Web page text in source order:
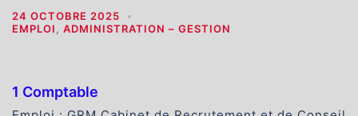
24 OCTOBRE 2025
EMPLOI , ADMINISTRATION – GESTION
1 Comptable